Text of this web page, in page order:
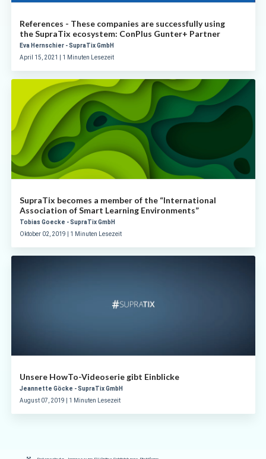
References - These companies are successfully using
the SupraTix ecosystem: ConPlus Gunter+ Partner
Eva Hernschier - SupraTix GmbH
April 15, 2021 | 1 Minuten Lesezeit
SupraTix becomes a member of the “International
Association of Smart Learning Environments”
Tobias Goecke - SupraTix GmbH
Oktober 02, 2019 | 1 Minuten Lesezeit
Unsere HowTo-Videoserie gibt Einblicke
Jeannette Göcke - SupraTix GmbH
August 07, 2019 | 1 Minuten Lesezeit